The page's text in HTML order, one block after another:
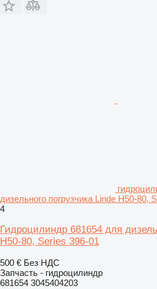
дизельного погрузчика Linde H50-80,
4
Гидроцилиндр 681654 для
H50-80, Series 396-01
500 € Без НДС
Запчасть - гидроцилиндр
681654 3045404203